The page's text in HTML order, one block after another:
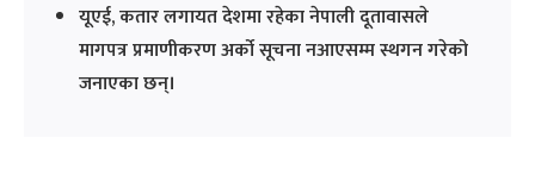
यूएई, कतार लगायत देशमा रहेका नेपाली दूतावासले
मागपत्र प्रमाणीकरण अर्को सूचना नआएसम्म स्थगन गरेको
जनाएका छन्।